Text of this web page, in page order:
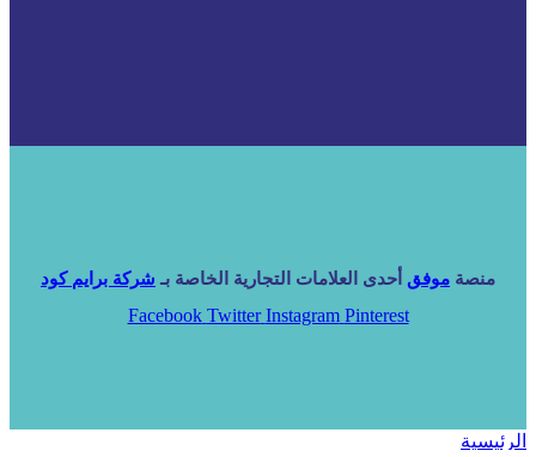
منصة موفق أحدى العلامات التجارية الخاصة بـ شركة برايم كود
Facebook Twitter Instagram Pinterest
الرئيسية